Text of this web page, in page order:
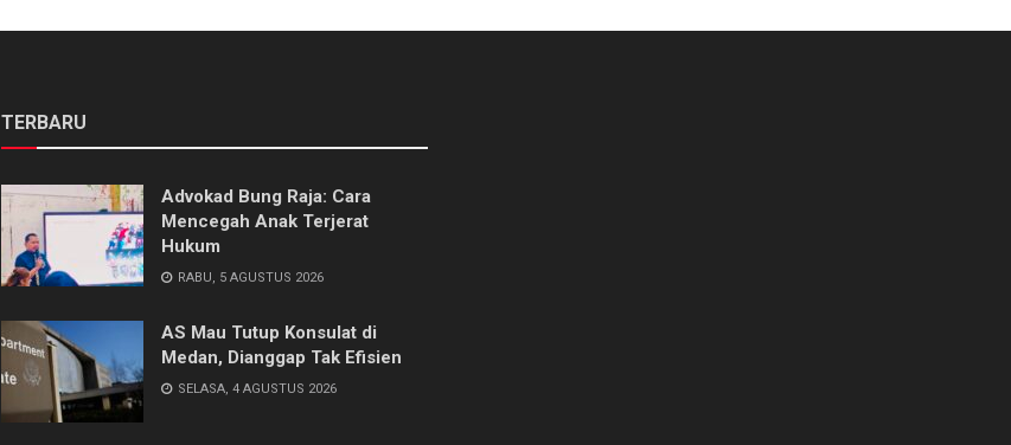
TERBARU
Advokad Bung Raja: Cara
Mencegah Anak Terjerat
Hukum
RABU, 5 AGUSTUS 2026
AS Mau Tutup Konsulat di
Medan, Dianggap Tak Efisien
SELASA, 4 AGUSTUS 2026